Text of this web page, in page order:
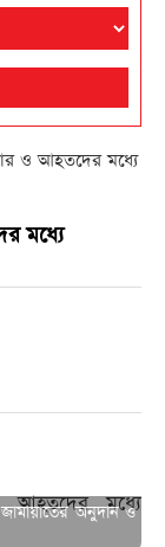
ও আহতদের মধ্যে
মধ্যে
অনুদান ও